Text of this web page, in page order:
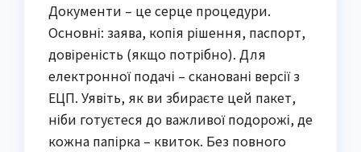
Документи – це серце процедури.
Основні: заява, копія рішення, паспорт,
довіреність (якщо потрібно). Для
електронної подачі – скановані версії з
ЕЦП. Уявіть, як ви збираєте цей пакет,
ніби готуєтеся до важливої подорожі, де
кожна папірка – квиток. Без повного